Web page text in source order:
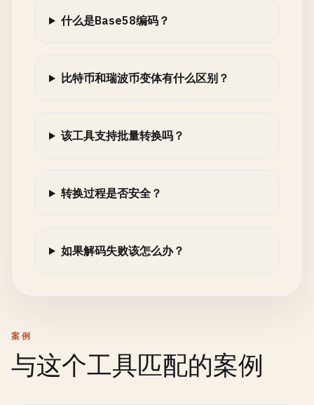
什么是Base58编码？
比特币和瑞波币变体有什么区别？
该工具支持批量转换吗？
转换过程是否安全？
如果解码失败该怎么办？
案例
与这个工具匹配的案例